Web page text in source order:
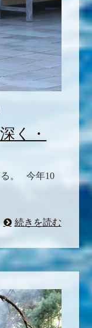
く・
る。 今年10
続きを読む